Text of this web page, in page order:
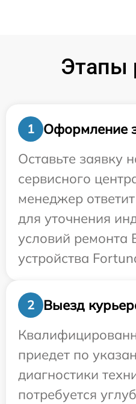
Этапы
1
Оформление
Оставьте заявку
сервисного
менеджер
для уточнения
условий ремонта
устройства
2
Выезд
приедет по
диагностики
потребуется